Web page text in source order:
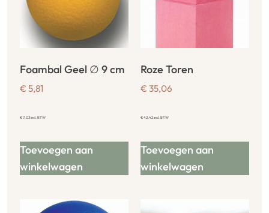
Foambal Geel ∅ 9 cm
€ 5,81
€7,03incl. BTW
Toevoegen aan
winkelwagen
Roze Toren
€ 35,06
€42,42incl. BTW
Toevoegen aan
winkelwagen